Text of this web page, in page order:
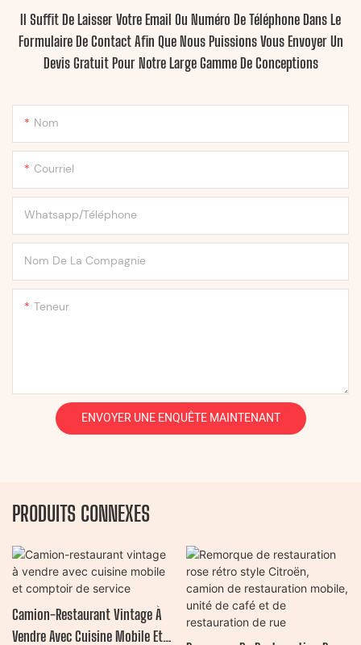
Il Suffit De Laisser Votre Email Ou Numéro De Téléphone Dans Le
Formulaire De Contact Afin Que Nous Puissions Vous Envoyer Un
Devis Gratuit Pour Notre Large Gamme De Conceptions
Nom
Courriel
Whatsapp/Téléphone
Nom De La Compagnie
Teneur
ENVOYER UNE ENQUÊTE MAINTENANT
PRODUITS CONNEXES
Camion-Restaurant Vintage À
Vendre Avec Cuisine Mobile Et